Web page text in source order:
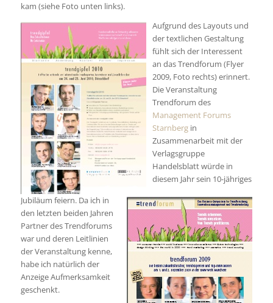
kam (siehe Foto unten links).
Aufgrund des Layouts und
der textlichen Gestaltung
fühlt sich der Interessent
an das Trendforum (Flyer
2009, Foto rechts) erinnert.
Die Veranstaltung
Trendforum des
Management Forums
Starnbergin
Zusammenarbeit mit der
Verlagsgruppe
Handelsblatt würde in
diesem Jahr sein 10-jähriges
Jubiläum feiern. Da ich in
den letzten beiden Jahren
Partner des Trendforums
war und deren Leitlinien
der Veranstaltung kenne,
habe ich natürlich der
Anzeige Aufmerksamkeit
geschenkt.